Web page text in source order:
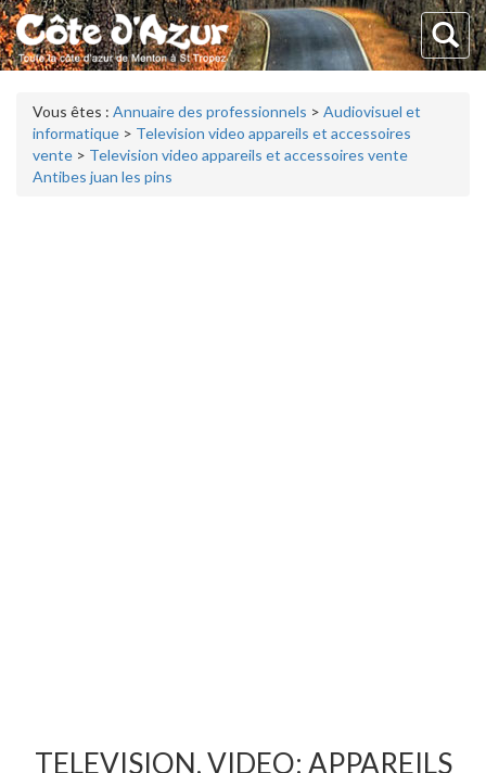
Vous êtes : Annuaire des professionnels > Audiovisuel et
informatique > Television video appareils et accessoires
vente > Television video appareils et accessoires vente
Antibes juan les pins
TELEVISION, VIDEO: APPAREILS